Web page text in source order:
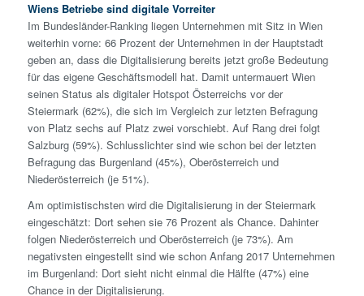
Wiens Betriebe sind digitale Vorreiter
Im Bundesländer-Ranking liegen Unternehmen mit Sitz in Wien
weiterhin vorne: 66 Prozent der Unternehmen in der Hauptstadt
geben an, dass die Digitalisierung bereits jetzt große Bedeutung
für das eigene Geschäftsmodell hat. Damit untermauert Wien
seinen Status als digitaler Hotspot Österreichs vor der
Steiermark (62%), die sich im Vergleich zur letzten Befragung
von Platz sechs auf Platz zwei vorschiebt. Auf Rang drei folgt
Salzburg (59%). Schlusslichter sind wie schon bei der letzten
Befragung das Burgenland (45%), Oberösterreich und
Niederösterreich (je 51%).
Am optimistischsten wird die Digitalisierung in der Steiermark
eingeschätzt: Dort sehen sie 76 Prozent als Chance. Dahinter
folgen Niederösterreich und Oberösterreich (je 73%). Am
negativsten eingestellt sind wie schon Anfang 2017 Unternehmen
im Burgenland: Dort sieht nicht einmal die Hälfte (47%) eine
Chance in der Digitalisierung.